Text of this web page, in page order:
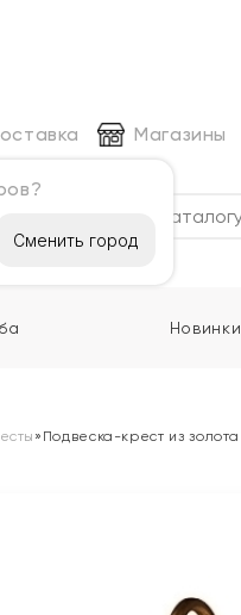
Сменить город
Магазины
Новинки
» Подвеска-крест из золота